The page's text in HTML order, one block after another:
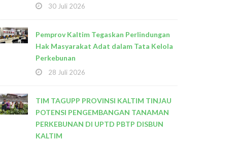
30 Juli 2026
Pemprov Kaltim Tegaskan Perlindungan
Hak Masyarakat Adat dalam Tata Kelola
Perkebunan
28 Juli 2026
TIM TAGUPP PROVINSI KALTIM TINJAU
POTENSI PENGEMBANGAN TANAMAN
PERKEBUNAN DI UPTD PBTP DISBUN
KALTIM